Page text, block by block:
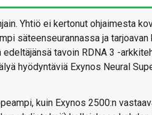
Yhtiö ei kertonut ohjaimesta
säteenseurannassa ja
tavoin RDNA 3 -
hyödyntäviä Exynos Neural
kuin Exynos 2500:n